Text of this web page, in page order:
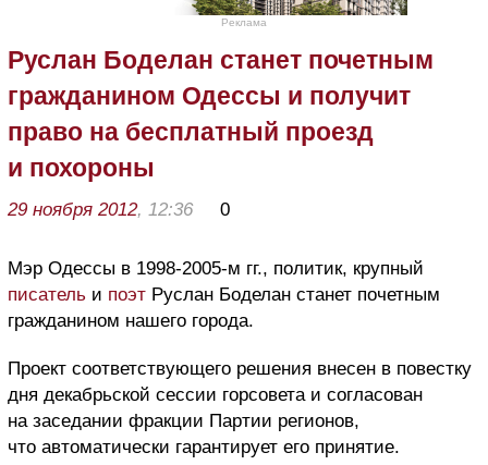
Реклама
Руслан Боделан станет почетным
гражданином Одессы и получит
право на бесплатный проезд
и похороны
29 ноября 2012, 12:36 0
Мэр Одессы в 1998-2005-м гг., политик, крупный
писатель и поэт Руслан Боделан станет почетным
гражданином нашего города.
Проект соответствующего решения внесен в повестку
дня декабрьской сессии горсовета и согласован
на заседании фракции Партии регионов,
что автоматически гарантирует его принятие.